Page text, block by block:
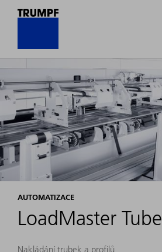
AUTOMATIZACE
LoadMaster Tube
Nakládání trubek a profilů